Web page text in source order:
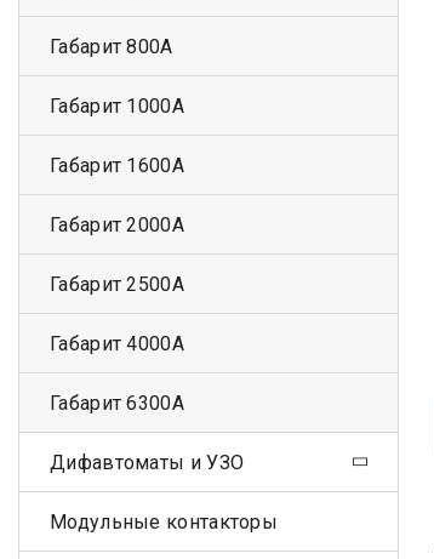
Габарит 800А
Габарит 1000А
Габарит 1600А
Габарит 2000А
Габарит 2500А
Габарит 4000А
Габарит 6300А
Дифавтоматы и УЗО
Модульные контакторы